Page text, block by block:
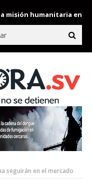
humanitaria enviada a
seguirán en el mercado